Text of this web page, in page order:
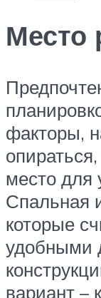
Место
факторы,
место для
Спальная
которые
удобными
вариант –